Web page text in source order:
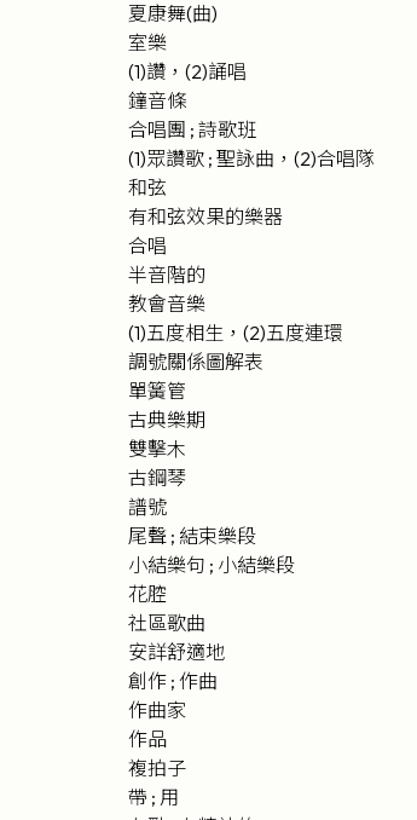
夏康舞(曲)
室樂
(1)讚，(2)誦唱
鐘音條
合唱團 ; 詩歌班
(1)眾讚歌 ; 聖詠曲，(2)合唱隊
和弦
有和弦效果的樂器
合唱
半音階的
教會音樂
(1)五度相生，(2)五度連環
調號關係圖解表
單簧管
古典樂期
雙擊木
古鋼琴
譜號
尾聲 ; 結束樂段
小結樂句 ; 小結樂段
花腔
社區歌曲
安詳舒適地
創作 ; 作曲
作曲家
作品
複拍子
帶 ; 用